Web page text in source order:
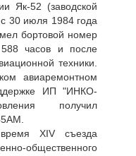
Як-52 (заводской
30 июля 1984 года
бортовой номер
часов и после
техники.
авиаремонтном
ИП "ИНКО-
получил
XIV съезда
общественного